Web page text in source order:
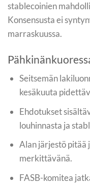
stablecoinien
Konsensusta ei
marraskuussa.
Seitsemän
kesäkuuta
Ehdotukset
louhinnasta ja
Alan järjestö pitää
merkittävänä.
FASB-komitea